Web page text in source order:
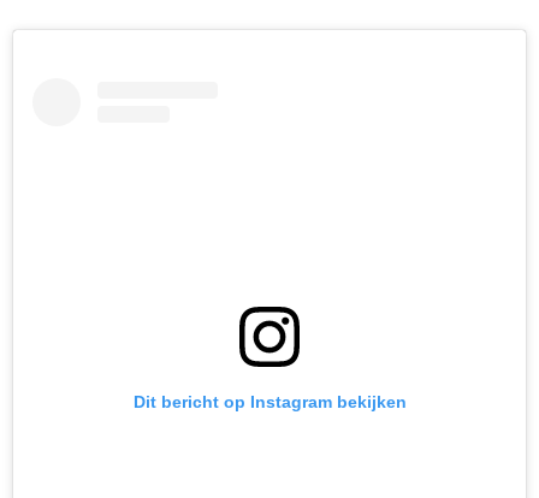
Dit bericht op Instagram bekijken